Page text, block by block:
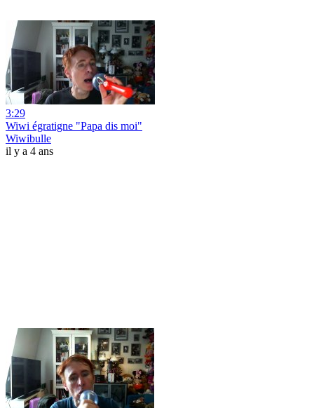
3:29
Wiwi égratigne "Papa dis moi"
Wiwibulle
il y a 4 ans